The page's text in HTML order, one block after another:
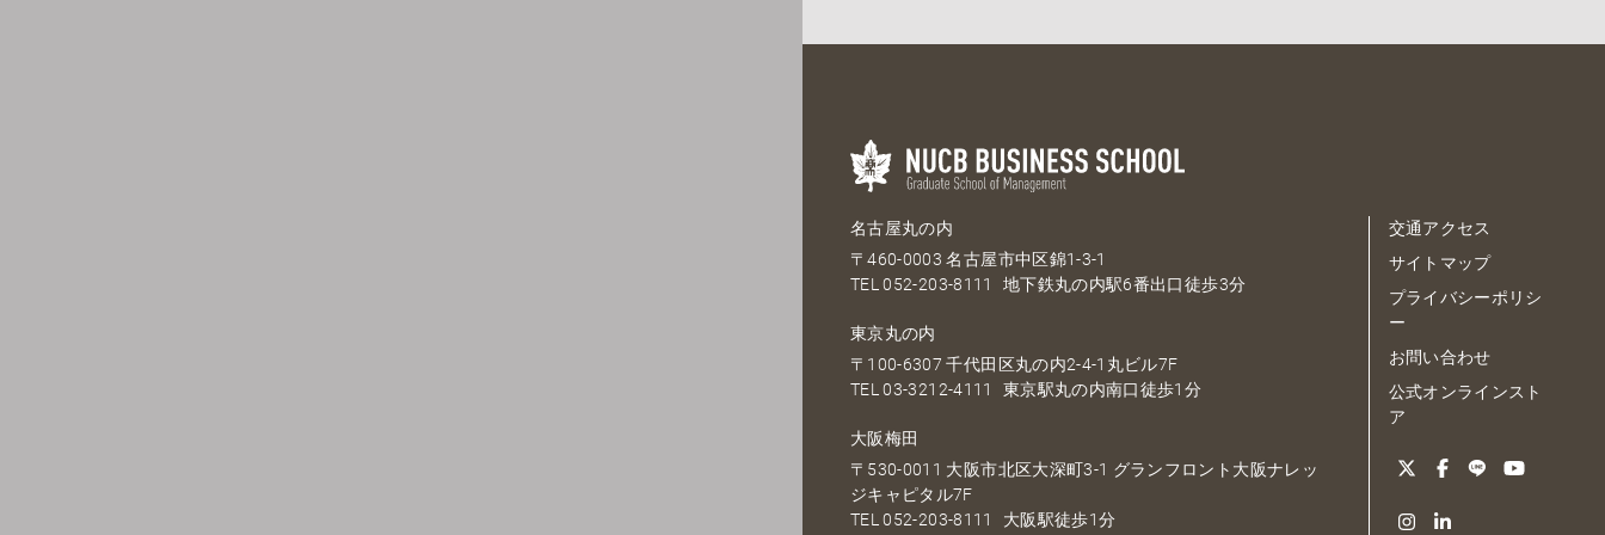
名古屋丸の内
〒460-0003 名古屋市中区錦1-3-1
TEL052-203-8111 地下鉄丸の内駅6番出口徒歩3分
東京丸の内
〒100-6307 千代田区丸の内2-4-1丸ビル7F
TEL03-3212-4111 東京駅丸の内南口徒歩1分
大阪梅田
〒530-0011 大阪市北区大深町3-1 グランフロント大阪ナレッ
ジキャピタル7F
TEL052-203-8111 大阪駅徒歩1分
交通アクセス
サイトマップ
プライバシーポリシ
ー
お問い合わせ
公式オンラインスト
ア